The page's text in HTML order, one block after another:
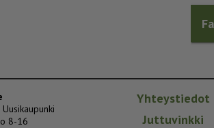
8-16
Yhteystiedot
Juttuvinkki